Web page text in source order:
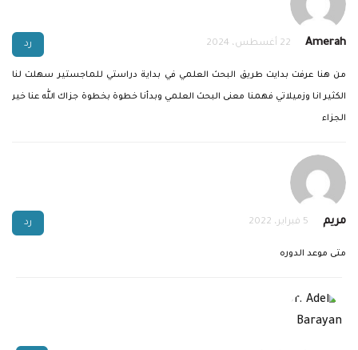
Amerah 22 أغسطس، 2024 رد
من هنا عرفت بدايت طريق البحث العلمي في بداية دراستي للماجستير سهلت لنا
الكثير انا وزميلاتي فهمنا معنى البحث العلمي وبدأنا خطوة بخطوة جزاك الله عنا خير
الجزاء
مريم 5 فبراير، 2022 رد
متى موعد الدوره